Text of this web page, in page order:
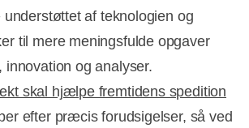
af teknologien og
til mere meningsfulde opgaver
innovation og analyser.
skal hjælpe fremtidens spedition
efter præcis forudsigelser, så ved